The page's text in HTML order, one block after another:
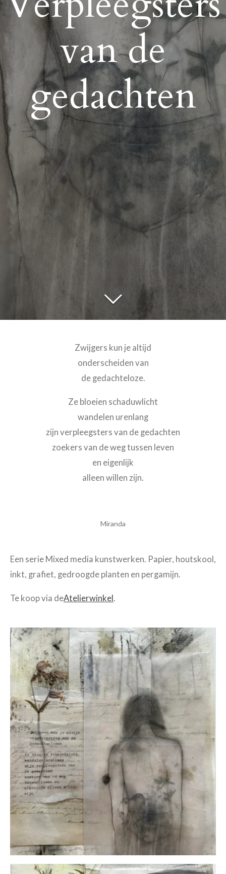
van de
gedachten
Zwijgers kun je altijd
onderscheiden van
de gedachteloze.
Ze bloeien schaduwlicht
wandelen urenlang
zijn verpleegsters van de gedachten
zoekers van de weg tussen leven
en eigenlijk
alleen willen zijn.
Miranda
Een serie Mixed media kunstwerken. Papier, houtskool,
inkt, grafiet, gedroogde planten en pergamijn.
Te koop via deAtelierwinkel.